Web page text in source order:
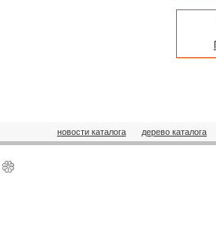
новости каталога дерево каталога